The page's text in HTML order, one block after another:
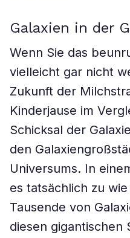
Galaxien in der
Wenn Sie das
vielleicht gar nicht
Zukunft der
Kinderjause im
Schicksal der
den
Universums. In
es tatsächlich zu
Tausende von
diesen gigantischen